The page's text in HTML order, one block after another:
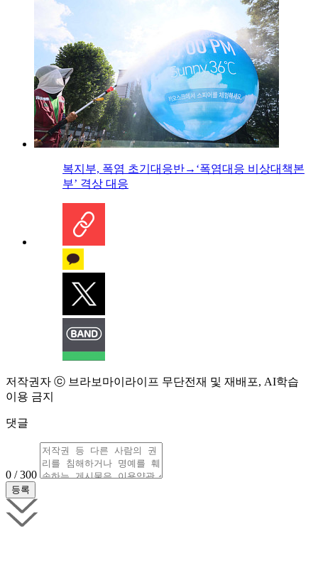
복지부, 폭염 초기대응반→‘폭염대응 비상대책본
부’ 격상 대응
저작권자 ⓒ 브라보마이라이프 무단전재 및 재배포, AI학습
이용 금지
댓글
0 / 300